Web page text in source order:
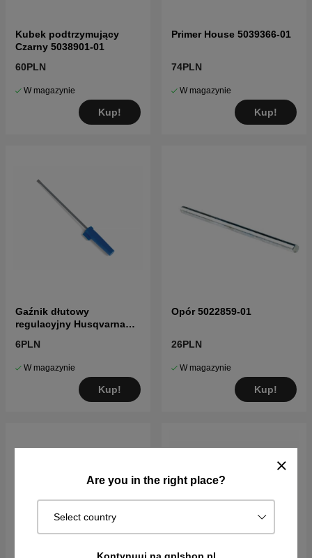
Are you in the right place?
Select country
Kontynuuj na gplshop.pl
Kubek podtrzymujący
Czarny 5038901-01
60PLN
W magazynie
Kup!
Primer House 5039366-01
74PLN
W magazynie
Kup!
Gaźnik dłutowy
regulacyjny Husqvarna
6PLN
W magazynie
Kup!
Opór 5022859-01
26PLN
W magazynie
Kup!